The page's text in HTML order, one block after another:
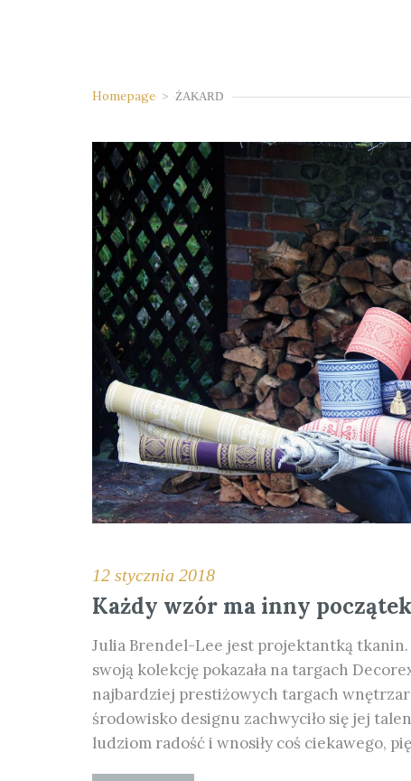
Homepage > ŻAKARD
12 stycznia 2018
Każdy wzór ma inny początek
Julia Brendel-Lee jest projektantką
swoją kolekcję pokazała na targach
najbardziej prestiżowych targach
środowisko designu zachwyciło się jej
ludziom radość i wnosiły coś ciekawego,